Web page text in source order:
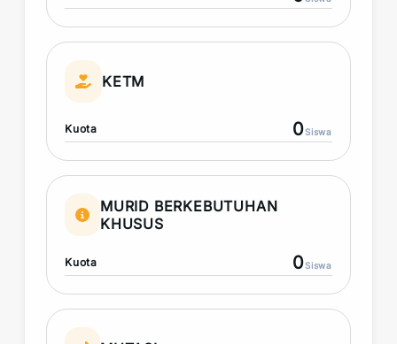
KETM
Kuota 0Siswa
MURID BERKEBUTUHAN
KHUSUS
Kuota 0Siswa